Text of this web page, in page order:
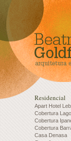
Residencial
Apart Hotel
Cobertura
Cobertura
Cobertura
Casa Denasa